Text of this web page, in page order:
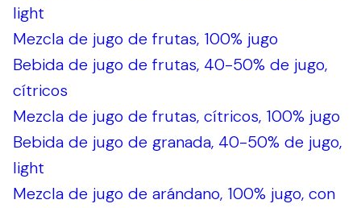
light
Mezcla de jugo de frutas, 100% jugo
Bebida de jugo de frutas, 40-50% de jugo,
cítricos
Mezcla de jugo de frutas, cítricos, 100% jugo
Bebida de jugo de granada, 40-50% de jugo,
light
Mezcla de jugo de arándano, 100% jugo, con